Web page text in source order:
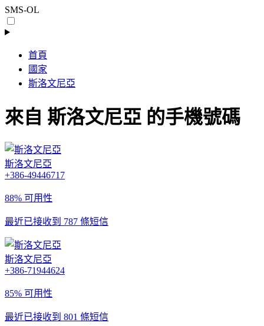
SMS-OL
首頁
國家
斯洛文尼亞
來自 斯洛文尼亞 的手機號碼
斯洛文尼亞
+386-49446717
88% 可用性
最近已接收到 787 條短信
斯洛文尼亞
+386-71944624
85% 可用性
最近已接收到 801 條短信